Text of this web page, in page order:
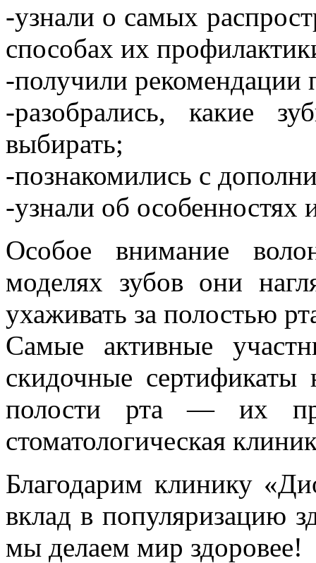
-узнали о самых
способах их
-получили рекомендации
-разобрались, какие
выбирать;
-познакомились с
-узнали об особенностях
Особое внимание
моделях зубов они
ухаживать за полостью
Самые активные
скидочные сертификаты
полости рта — их
стоматологическая
Благодарим клинику
вклад в популяризацию
мы делаем мир здоровее!